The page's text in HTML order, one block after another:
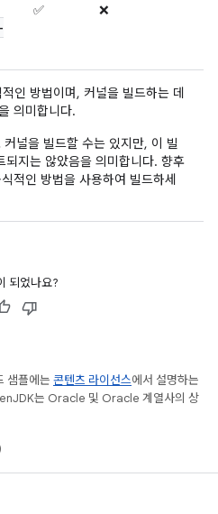
✅ ❌
인 방법이며, 커널을 빌드하는 데
의미합니다.
널을 빌드할 수는 있지만, 이 빌
되지는 않았음을 의미합니다. 향후
적인 방법을 사용하여 빌드하세
되었나요?
샘플에는 콘텐츠 라이선스에서 설명하는
는 Oracle 및 Oracle 계열사의 상